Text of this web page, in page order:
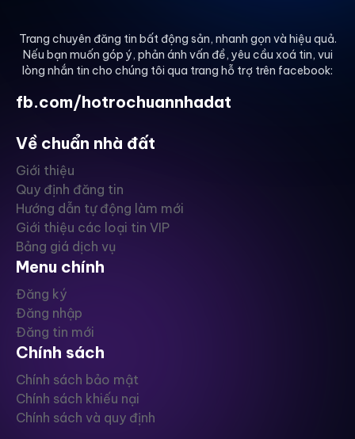
Trang chuyên đăng tin bất động sản, nhanh gọn và hiệu quả.
Nếu bạn muốn góp ý, phản ánh vấn đề, yêu cầu xoá tin, vui
lòng nhắn tin cho chúng tôi qua trang hỗ trợ trên facebook:
fb.com/hotrochuannhadat
Về chuẩn nhà đất
Giới thiệu
Quy định đăng tin
Hướng dẫn tự động làm mới
Giới thiệu các loại tin VIP
Bảng giá dịch vụ
Menu chính
Đăng ký
Đăng nhập
Đăng tin mới
Chính sách
Chính sách bảo mật
Chính sách khiếu nại
Chính sách và quy định